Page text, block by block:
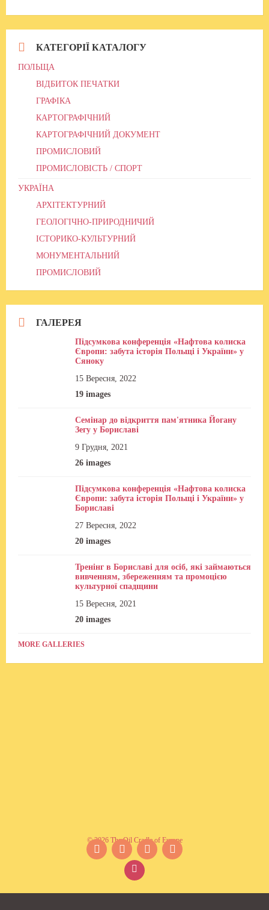
КАТЕГОРІЇ КАТАЛОГУ
ПОЛЬЩА
ВІДБИТОК ПЕЧАТКИ
ГРАФІКА
КАРТОГРАФІЧНИЙ
КАРТОГРАФІЧНИЙ ДОКУМЕНТ
ПРОМИСЛОВИЙ
ПРОМИСЛОВІСТЬ / СПОРТ
УКРАЇНА
АРХІТЕКТУРНИЙ
ГЕОЛОГІЧНО-ПРИРОДНИЧИЙ
ІСТОРИКО-КУЛЬТУРНИЙ
МОНУМЕНТАЛЬНИЙ
ПРОМИСЛОВИЙ
ГАЛЕРЕЯ
Підсумкова конференція «Нафтова колиска
Європи: забута історія Польщі і України» у
Сяноку
15 Вересня, 2022
19 images
Семінар до відкриття пам'ятника Йогану
Зегу у Бориславі
9 Грудня, 2021
26 images
Підсумкова конференція «Нафтова колиска
Європи: забута історія Польщі і України» у
Бориславі
27 Вересня, 2022
20 images
Тренінг в Бориславі для осіб, які займаються
вивченням, збереженням та промоцією
культурної спадщини
15 Вересня, 2021
20 images
MORE GALLERIES
FacebookInstagramYouTubeTwitter
© 2026 The Oil Cradle of Europe